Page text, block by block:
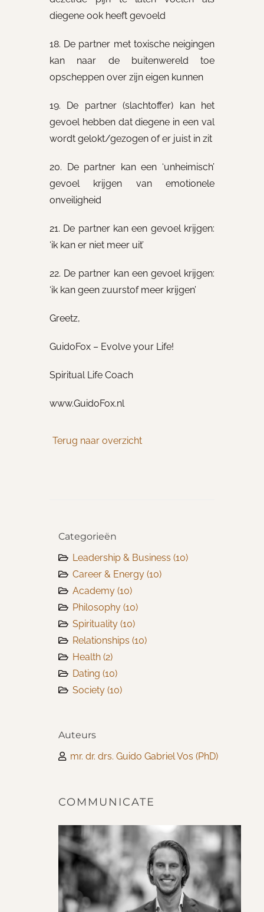
diegene ook heeft gevoeld
18. De partner met toxische neigingen
kan naar de buitenwereld toe
opscheppen over zijn eigen kunnen
19. De partner (slachtoffer) kan het
gevoel hebben dat diegene in een val
wordt gelokt/gezogen of er juist in zit
20. De partner kan een ‘unheimisch’
gevoel krijgen van emotionele
onveiligheid
21. De partner kan een gevoel krijgen:
‘ik kan er niet meer uit’
22. De partner kan een gevoel krijgen:
‘ik kan geen zuurstof meer krijgen’
Greetz,
GuidoFox – Evolve your Life!
Spiritual Life Coach
www.GuidoFox.nl
Terug naar overzicht
Categorieën
Leadership & Business (10)
Career & Energy (10)
Academy (10)
Philosophy (10)
Spirituality (10)
Relationships (10)
Health (2)
Dating (10)
Society (10)
Auteurs
mr. dr. drs. Guido Gabriel Vos (PhD)
COMMUNICATE